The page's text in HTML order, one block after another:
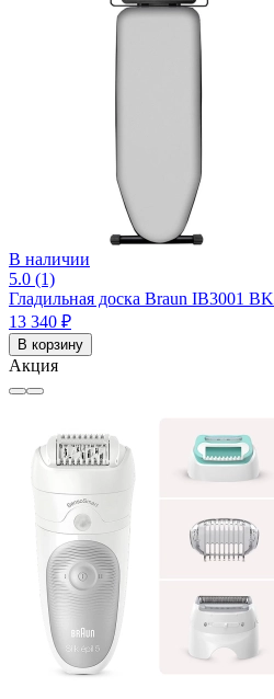
В наличии
5.0 (1)
Гладильная доска Braun IB3001 BK
13 340 ₽
В корзину
Акция